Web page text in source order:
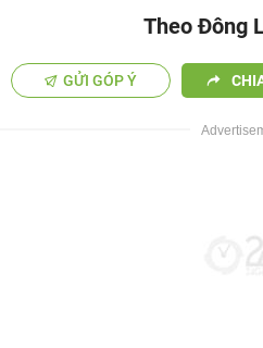
Theo Đông
GỬI GÓP Ý